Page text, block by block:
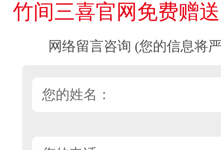
竹间三喜官网免费赠
网络留言咨询 (您的信息将